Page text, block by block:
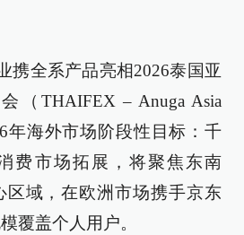
携全系产品亮相2026泰国亚
（THAIFEX – Anuga Asia
年海外市场阶段性目标：千
费市场拓展，将聚焦东南
区域，在欧洲市场携手京东
覆盖个人用户。